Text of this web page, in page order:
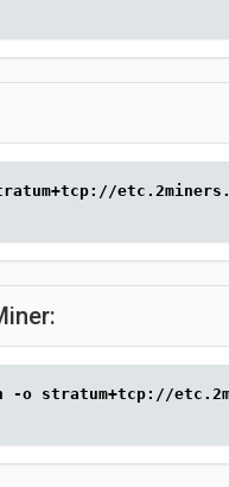
stratum+tcp://